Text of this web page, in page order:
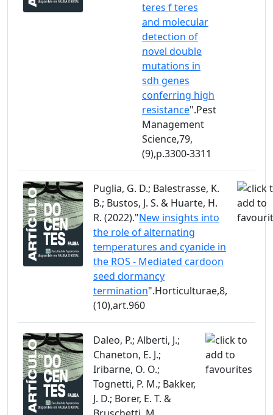
teres f teres
and molecular
detection of
novel double
mutations in
sdh genes
conferring high
resistance".Pest
Management
Science,79,
(9),p.3300-3311
Puglia, G. D.; Balestrasse, K.
B.; Bustos, J. S. & Huarte, H.
R. (2022)."New insights into
the role of alternating
temperatures and cyanide in
the ROS - Mediated cardoon
seed dormancy
termination".Horticulturae,8,
(10),art.960
Daleo, P.; Alberti, J.;
Chaneton, E. J.;
Iribarne, O. O.;
Tognetti, P. M.; Bakker,
J. D.; Borer, E. T. &